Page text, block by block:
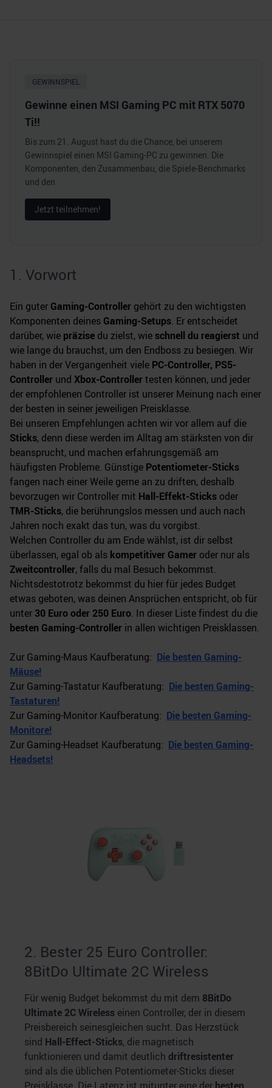
GEWINNSPIEL
Gewinne einen MSI Gaming PC mit RTX 5070
Ti!!
Bis zum 21. August hast du die Chance, bei unserem
Gewinnspiel einen MSI Gaming-PC zu gewinnen. Die
Komponenten, den Zusammenbau, die Spiele-Benchmarks
und den
Jetzt teilnehmen!
1. Vorwort
Ein guter Gaming-Controller gehört zu den wichtigsten
Komponenten deines Gaming-Setups. Er entscheidet
darüber, wie präzise du zielst, wieschnell du reagierst und
wie lange du brauchst, um den Endboss zu besiegen. Wir
haben in der Vergangenheit viele PC-Controller, PS5-
Controller und Xbox-Controllertesten können, und jeder
der empfohlenen Controller ist unserer Meinung nach einer
der besten in seiner jeweiligen Preisklasse.
Bei unseren Empfehlungen achten wir vor allem auf die
Sticks, denn diese werden im Alltag am stärksten von dir
beansprucht, und machen erfahrungsgemäß am
häufigsten Probleme. Günstige Potentiometer-Sticks
fangen nach einer Weile gerne an zu driften, deshalb
bevorzugen wir Controller mit Hall-Effekt-Sticks oder
TMR-Sticks, die berührungslos messen und auch nach
Jahren noch exakt das tun, was du vorgibst.
Welchen Controller du am Ende wählst, ist dir selbst
überlassen, egal ob als kompetitiver Gamer oder nur als
Zweitcontroller, falls du mal Besuch bekommst.
Nichtsdestotrotz bekommst du hier für jedes Budget
etwas geboten, was deinen Ansprüchen entspricht, ob für
unter 30 Euro oder 250 Euro. In dieser Liste findest du die
besten Gaming-Controller in allen wichtigen Preisklassen.
Zur Gaming-Maus Kaufberatung: Die besten Gaming-
Mäuse!
Zur Gaming-Tastatur Kaufberatung: Die besten Gaming-
Tastaturen!
Zur Gaming-Monitor Kaufberatung: Die besten Gaming-
Monitore!
Zur Gaming-Headset Kaufberatung: Die besten Gaming-
Headsets!
2. Bester 25 Euro Controller:
8BitDo Ultimate 2C Wireless
Für wenig Budget bekommst du mit dem 8BitDo
Ultimate 2C Wireless einen Controller, der in diesem
Preisbereich seinesgleichen sucht. Das Herzstück
sind Hall-Effect-Sticks, die magnetisch
funktionieren und damit deutlich driftresistenter
sind als die üblichen Potentiometer-Sticks dieser